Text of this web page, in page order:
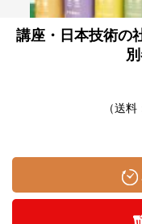
講座・日本技術
（送